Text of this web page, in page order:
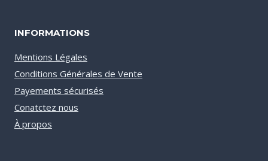
INFORMATIONS
Mentions Légales
Conditions Générales de Vente
Payements sécurisés
Conatctez nous
À propos